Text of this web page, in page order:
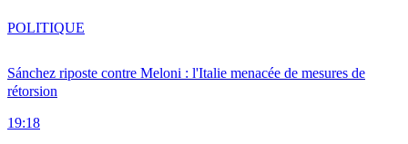
Sánchez riposte contre Meloni : l'Italie menacée de mesures de
rétorsion
19:18
POLITIQUE